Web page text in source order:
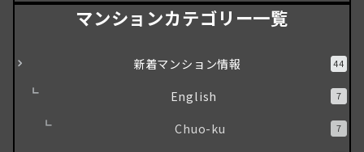
マンションカテゴリー一覧
新着マンション情報 44
English 7
Chuo-ku 7